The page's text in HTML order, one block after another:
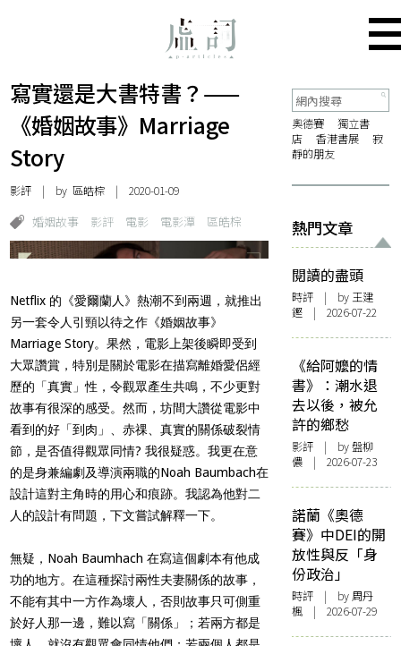
寫實還是大書特書？——
《婚姻故事》Marriage
Story
影評 | by 區皓棕 | 2020-01-09
婚姻故事 影評 電影 電影潭 區皓棕
Netflix 的《愛爾蘭人》熱潮不到兩週，就推出
另一套令人引頸以待之作《婚姻故事》
Marriage Story。果然，電影上架後瞬即受到
大眾讚賞，特別是關於電影在描寫離婚愛侶經
歷的「真實」性，令觀眾產生共鳴，不少更對
故事有很深的感受。然而，坊間大讚從電影中
看到的好「到肉」、赤祼、真實的關係破裂情
節，是否值得觀眾同情? 我很疑惑。我更在意
的是身兼編劇及導演兩職的Noah Baumbach在
設計這對主角時的用心和痕跡。我認為他對二
人的設計有問題，下文嘗試解釋一下。
無疑，Noah Baumhach 在寫這個劇本有他成
功的地方。在這種探討兩性夫妻關係的故事，
不能有其中一方作為壞人，否則故事只可側重
於好人那一邊，難以寫「關係」；若兩方都是
奧德賽
獨立書
店
香港書展
寂
靜的朋友
熱門文章
閱讀的盡頭
時評 | by 王建
鏗 | 2026-07-22
《給阿嬤的情
書》：潮水退
去以後，被允
許的鄉愁
影評 | by 盤柳
儂 | 2026-07-23
諾蘭《奧德
賽》中DEI的開
放性與反「身
份政治」
時評 | by周丹
楓 | 2026-07-29